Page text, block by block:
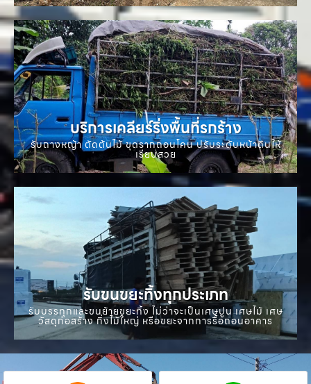
บริการเคลียร์ริ่งพื้นที่รกร้าง
รับถางหญ้า ตัดต้นไม้ ขุดรากถอนโคน ปรับระดับหน้าดินให้
เรียบสวย
รับขนขยะทิ้งทุกประเภท
รับบรรทุกและขนย้ายขยะทิ้ง ไม่ว่าจะเป็นเศษปูน เศษไม้ เศษ
วัสดุก่อสร้าง กิ่งไม้ใหญ่ หรือขยะจากการรื้อถอนอาคาร